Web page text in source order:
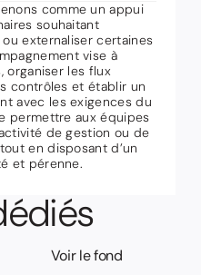
comme un appui
souhaitant
externaliser certaines
vise à
organiser les flux
contrôles et établir un
avec les exigences du
permettre aux équipes
de gestion ou de
en disposant d’un
et pérenne.
Voir le fond